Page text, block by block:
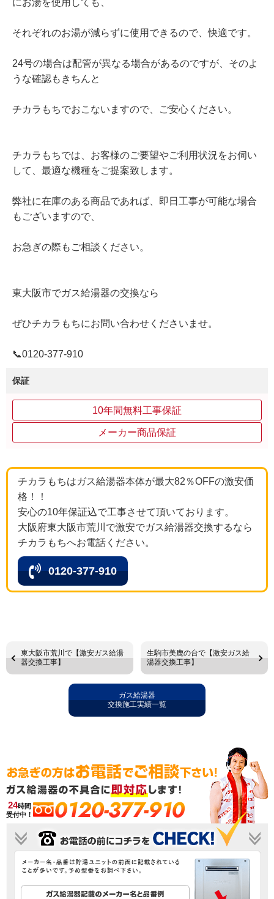
にお湯を使用しても、
それぞれのお湯が減らずに使用できるので、快適です。
24号の場合は配管が異なる場合があるのですが、そのよ
うな確認もきちんと
チカラもちでおこないますので、ご安心ください。
チカラもちでは、お客様のご要望やご利用状況をお伺い
して、最適な機種をご提案致します。
弊社に在庫のある商品であれば、即日工事が可能な場合
もございますので、
お急ぎの際もご相談ください。
東大阪市でガス給湯器の交換なら
ぜひチカラもちにお問い合わせくださいませ。
📞0120‐377‐910
保証
10年間無料工事保証
メーカー商品保証
チカラもちはガス給湯器本体が最大82％OFFの激安価
格！！
安心の10年保証込で工事させて頂いております。
大阪府東大阪市荒川で激安でガス給湯器交換するなら
チカラもちへお電話ください。
0120-377-910
東大阪市荒川で【激安ガス給湯
器交換工事】
生駒市美鹿の台で【激安ガス給
湯器交換工事】
ガス給湯器
交換施工実績一覧
24時間
受付中！
0120-377-910